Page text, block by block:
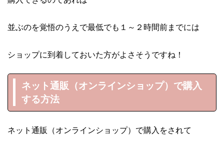
並ぶのを覚悟のうえで最低でも１～２時間前までには
ショップに到着しておいた方がよさそうですね！
ネット通販（オンラインショップ）で購入
する方法
ネット通販（オンラインショップ）で購入をされて